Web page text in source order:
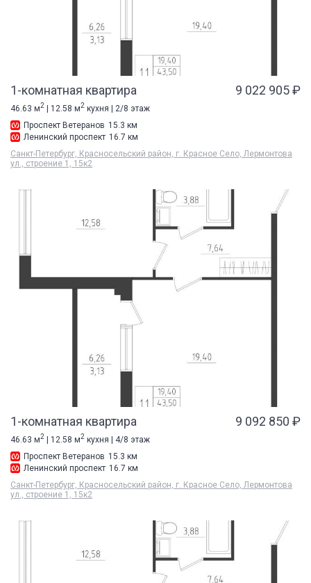
1-комнатная квартира 9 022 905 ₽
46.63 м2 | 12.58 м2 кухня | 2/8 этаж
Проспект Ветеранов 15.3 км
Ленинский проспект 16.7 км
Санкт-Петербург, Красносельский район, г. Красное Село, Лермонтова
ул., строение 1, 15к2
1-комнатная квартира 9 092 850 ₽
46.63 м2 | 12.58 м2 кухня | 4/8 этаж
Проспект Ветеранов 15.3 км
Ленинский проспект 16.7 км
Санкт-Петербург, Красносельский район, г. Красное Село, Лермонтова
ул., строение 1, 15к2